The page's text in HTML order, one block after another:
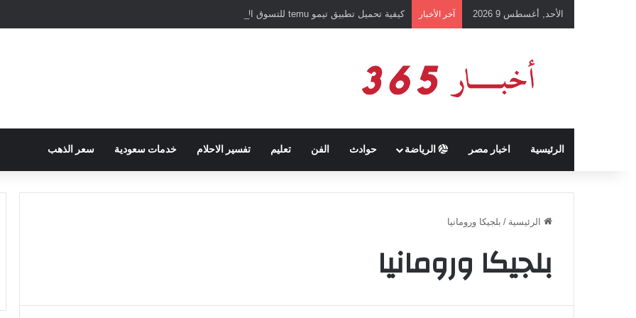
الأحد, أغسطس 9 2026 آخر الأخبار كيفية تحميل تطبيق تيمو temu للتسوق الإلكتروني عبر الإنترنت
الرئيسية اخبار مصر الرياضة حوادث الفن تعليم تفسير الاحلام خدمات سعودية سعر الذهب
الرئيسية / بلجيكا ورومانيا
بلجيكا ورومانيا